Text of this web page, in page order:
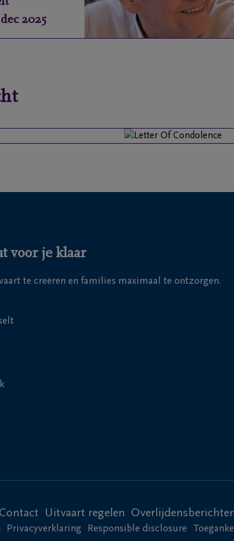
dec 2025
voor je klaar
te creëren en families maximaal te ontzorgen.
Contact Uitvaart regelen
Privacyverklaring Responsible disclosure